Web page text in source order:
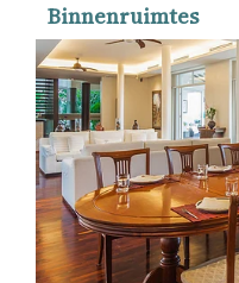
Binnenruimtes